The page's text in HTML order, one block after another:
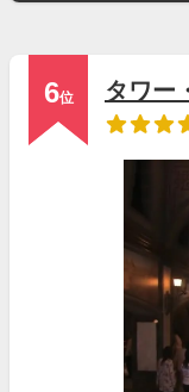
6位
タワー